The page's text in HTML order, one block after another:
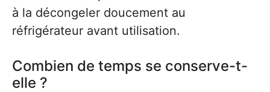
à la décongeler doucement au
réfrigérateur avant utilisation.
Combien de temps se conserve-t-
elle ?